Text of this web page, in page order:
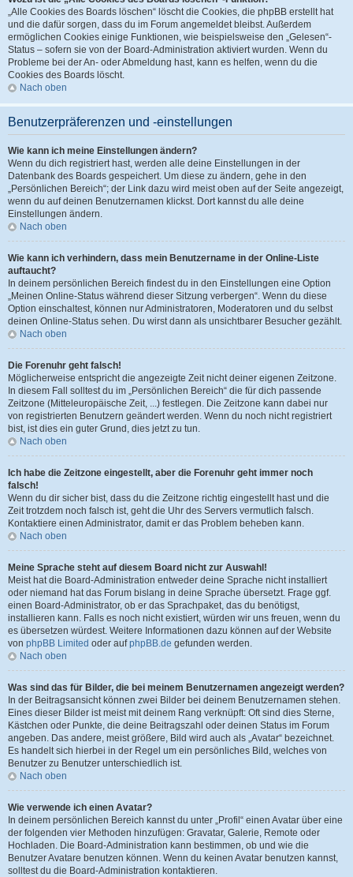
„Alle Cookies des Boards löschen“ löscht die Cookies, die phpBB erstellt hat
und die dafür sorgen, dass du im Forum angemeldet bleibst. Außerdem
ermöglichen Cookies einige Funktionen, wie beispielsweise den „Gelesen“-
Status – sofern sie von der Board-Administration aktiviert wurden. Wenn du
Probleme bei der An- oder Abmeldung hast, kann es helfen, wenn du die
Cookies des Boards löscht.
Nach oben
Benutzerpräferenzen und -einstellungen
Wie kann ich meine Einstellungen ändern?
Wenn du dich registriert hast, werden alle deine Einstellungen in der
Datenbank des Boards gespeichert. Um diese zu ändern, gehe in den
„Persönlichen Bereich“; der Link dazu wird meist oben auf der Seite angezeigt,
wenn du auf deinen Benutzernamen klickst. Dort kannst du alle deine
Einstellungen ändern.
Nach oben
Wie kann ich verhindern, dass mein Benutzername in der Online-Liste
auftaucht?
In deinem persönlichen Bereich findest du in den Einstellungen eine Option
„Meinen Online-Status während dieser Sitzung verbergen“. Wenn du diese
Option einschaltest, können nur Administratoren, Moderatoren und du selbst
deinen Online-Status sehen. Du wirst dann als unsichtbarer Besucher gezählt.
Nach oben
Die Forenuhr geht falsch!
Möglicherweise entspricht die angezeigte Zeit nicht deiner eigenen Zeitzone.
In diesem Fall solltest du im „Persönlichen Bereich“ die für dich passende
Zeitzone (Mitteleuropäische Zeit, ...) festlegen. Die Zeitzone kann dabei nur
von registrierten Benutzern geändert werden. Wenn du noch nicht registriert
bist, ist dies ein guter Grund, dies jetzt zu tun.
Nach oben
Ich habe die Zeitzone eingestellt, aber die Forenuhr geht immer noch
falsch!
Wenn du dir sicher bist, dass du die Zeitzone richtig eingestellt hast und die
Zeit trotzdem noch falsch ist, geht die Uhr des Servers vermutlich falsch.
Kontaktiere einen Administrator, damit er das Problem beheben kann.
Nach oben
Meine Sprache steht auf diesem Board nicht zur Auswahl!
Meist hat die Board-Administration entweder deine Sprache nicht installiert
oder niemand hat das Forum bislang in deine Sprache übersetzt. Frage ggf.
einen Board-Administrator, ob er das Sprachpaket, das du benötigst,
installieren kann. Falls es noch nicht existiert, würden wir uns freuen, wenn du
es übersetzen würdest. Weitere Informationen dazu können auf der Website
von phpBB Limited oder aufphpBB.de gefunden werden.
Nach oben
Was sind das für Bilder, die bei meinem Benutzernamen angezeigt werden?
In der Beitragsansicht können zwei Bilder bei deinem Benutzernamen stehen.
Eines dieser Bilder ist meist mit deinem Rang verknüpft: Oft sind dies Sterne,
Kästchen oder Punkte, die deine Beitragszahl oder deinen Status im Forum
angeben. Das andere, meist größere, Bild wird auch als „Avatar“ bezeichnet.
Es handelt sich hierbei in der Regel um ein persönliches Bild, welches von
Benutzer zu Benutzer unterschiedlich ist.
Nach oben
Wie verwende ich einen Avatar?
In deinem persönlichen Bereich kannst du unter „Profil“ einen Avatar über eine
der folgenden vier Methoden hinzufügen: Gravatar, Galerie, Remote oder
Hochladen. Die Board-Administration kann bestimmen, ob und wie die
Benutzer Avatare benutzen können. Wenn du keinen Avatar benutzen kannst,
solltest du die Board-Administration kontaktieren.